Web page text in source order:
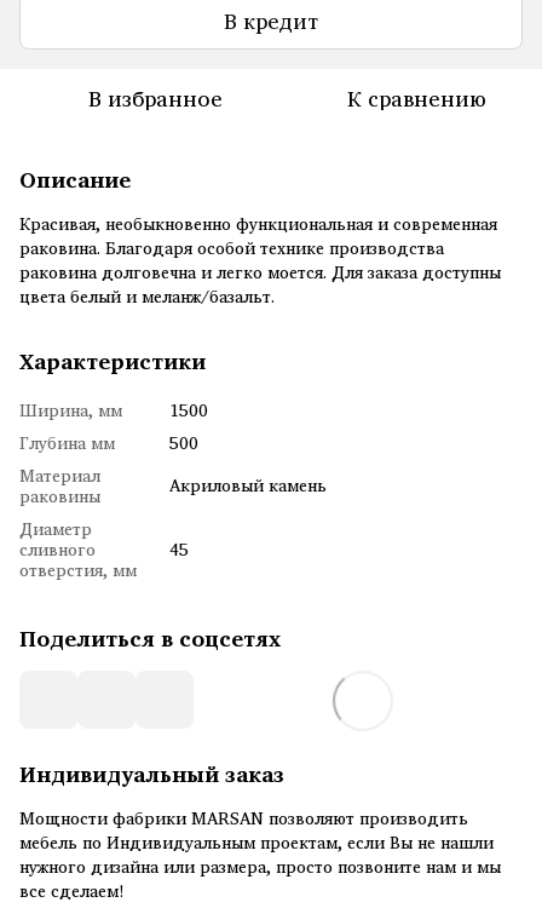
В кредит
В избранное К сравнению
Описание
Красивая, необыкновенно функциональная и современная
раковина. Благодаря особой технике производства
раковина долговечна и легко моется. Для заказа доступны
цвета белый и меланж/базальт.
Характеристики
Ширина, мм
1500
Глубина мм
500
Материал
раковины
Акриловый камень
Диаметр
сливного
отверстия, мм
45
Поделиться в соцсетях
Индивидуальный заказ
Мощности фабрики MARSAN позволяют производить
мебель по Индивидуальным проектам, если Вы не нашли
нужного дизайна или размера, просто позвоните нам и мы
все сделаем!